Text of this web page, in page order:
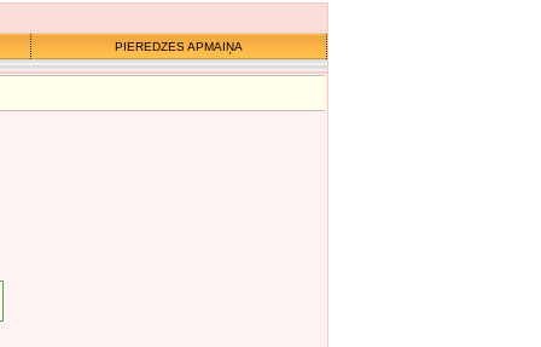
PIEREDZES APMAIŅA